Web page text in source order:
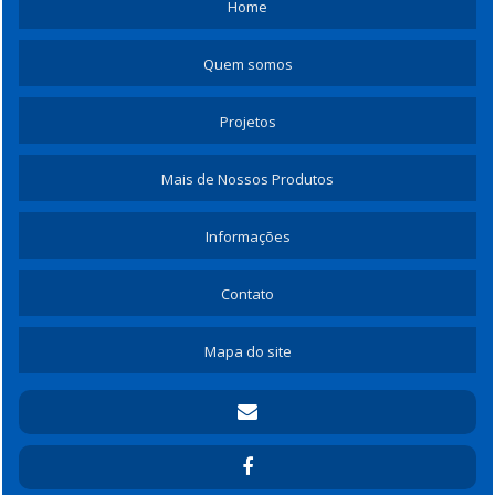
Home
Quem somos
Projetos
Mais de Nossos Produtos
Informações
Contato
Mapa do site